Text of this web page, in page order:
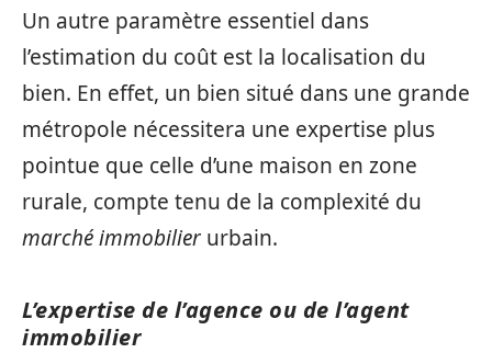
Un autre paramètre essentiel dans
l’estimation du coût est la localisation du
bien. En effet, un bien situé dans une grande
métropole nécessitera une expertise plus
pointue que celle d’une maison en zone
rurale, compte tenu de la complexité du
marché immobilier urbain.
L’expertise de l’agence ou de l’agent
immobilier